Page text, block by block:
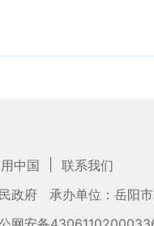
中国
联系我们
政府
承办单位：岳阳